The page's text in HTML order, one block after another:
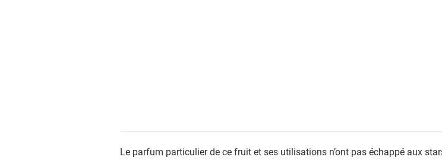
Le parfum particulier de ce fruit et ses utilisations n’ont pas échappé aux